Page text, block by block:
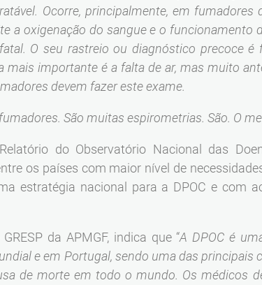
Ocorre, principalmente, em fumadores
a oxigenação do sangue e o funcionamento
O seu rastreio ou diagnóstico precoce é
mais importante é a falta de ar, mas muito
devem fazer este exame.
São muitas espirometrias. São. O
do Observatório Nacional das
os países com maior nível de
estratégia nacional para a DPOC e com
da APMGF, indica que “A DPOC é
e em Portugal, sendo uma das principais
de morte em todo o mundo. Os médicos